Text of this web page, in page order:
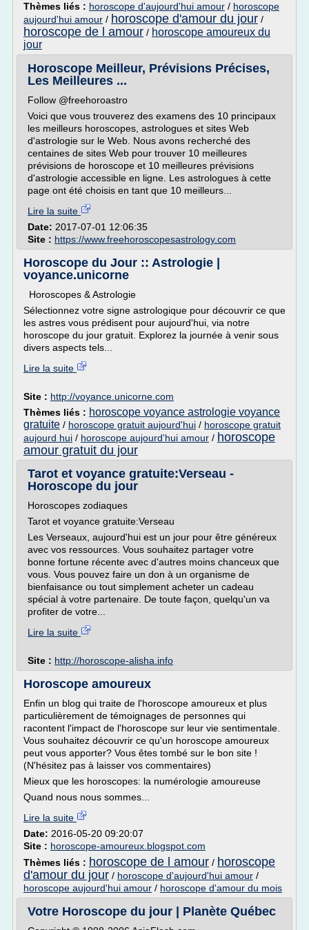
Thèmes liés : horoscope d'aujourd'hui amour / horoscope
aujourd'hui amour / horoscope d'amour du jour /
horoscope de l amour / horoscope amoureux du
jour
Horoscope Meilleur, Prévisions Précises,
Les Meilleures ...
Follow @freehoroastro
Voici que vous trouverez des examens des 10 principaux
les meilleurs horoscopes, astrologues et sites Web
d'astrologie sur le Web. Nous avons recherché des
centaines de sites Web pour trouver 10 meilleures
prévisions de horoscope et 10 meilleures prévisions
d'astrologie accessible en ligne. Les astrologues à cette
page ont été choisis en tant que 10 meilleurs...
Lire la suite
Date: 2017-07-01 12:06:35
Site : https://www.freehoroscopesastrology.com
Horoscope du Jour :: Astrologie |
voyance.unicorne
Horoscopes & Astrologie
Sélectionnez votre signe astrologique pour découvrir ce que
les astres vous prédisent pour aujourd'hui, via notre
horoscope du jour gratuit. Explorez la journée à venir sous
divers aspects tels...
Lire la suite
Site : http://voyance.unicorne.com
Thèmes liés : horoscope voyance astrologie voyance
gratuite / horoscope gratuit aujourd'hui / horoscope gratuit
aujourd hui / horoscope aujourd'hui amour / horoscope
amour gratuit du jour
Tarot et voyance gratuite:Verseau -
Horoscope du jour
Horoscopes zodiaques
Tarot et voyance gratuite:Verseau
Les Verseaux, aujourd'hui est un jour pour être généreux
avec vos ressources. Vous souhaitez partager votre
bonne fortune récente avec d'autres moins chanceux que
vous. Vous pouvez faire un don à un organisme de
bienfaisance ou tout simplement acheter un cadeau
spécial à votre partenaire. De toute façon, quelqu'un va
profiter de votre...
Lire la suite
Site : http://horoscope-alisha.info
Horoscope amoureux
Enfin un blog qui traite de l'horoscope amoureux et plus
particulièrement de témoignages de personnes qui
racontent l'impact de l'horoscope sur leur vie sentimentale.
Vous souhaitez découvrir ce qu'un horoscope amoureux
peut vous apporter? Vous êtes tombé sur le bon site !
(N'hésitez pas à laisser vos commentaires)
Mieux que les horoscopes: la numérologie amoureuse
Quand nous nous sommes...
Lire la suite
Date: 2016-05-20 09:20:07
Site : horoscope-amoureux.blogspot.com
Thèmes liés : horoscope de l amour / horoscope
d'amour du jour / horoscope d'aujourd'hui amour /
horoscope aujourd'hui amour / horoscope d'amour du mois
Votre Horoscope du jour | Planète Québec